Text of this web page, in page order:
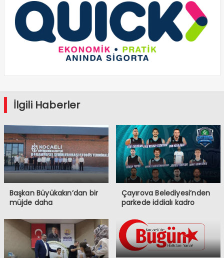
İlgili Haberler
Başkan Büyükakın’dan bir
müjde daha
Çayırova Belediyesi’nden
parkede iddialı kadro